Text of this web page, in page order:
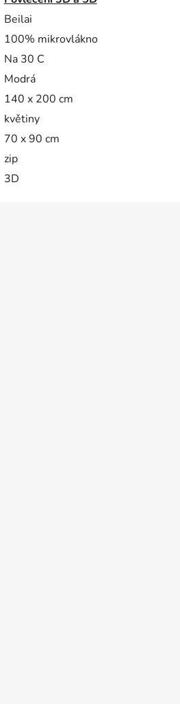
Beilai
100% mikrovlákno
Na 30 C
Modrá
140 x 200 cm
květiny
70 x 90 cm
zip
3D